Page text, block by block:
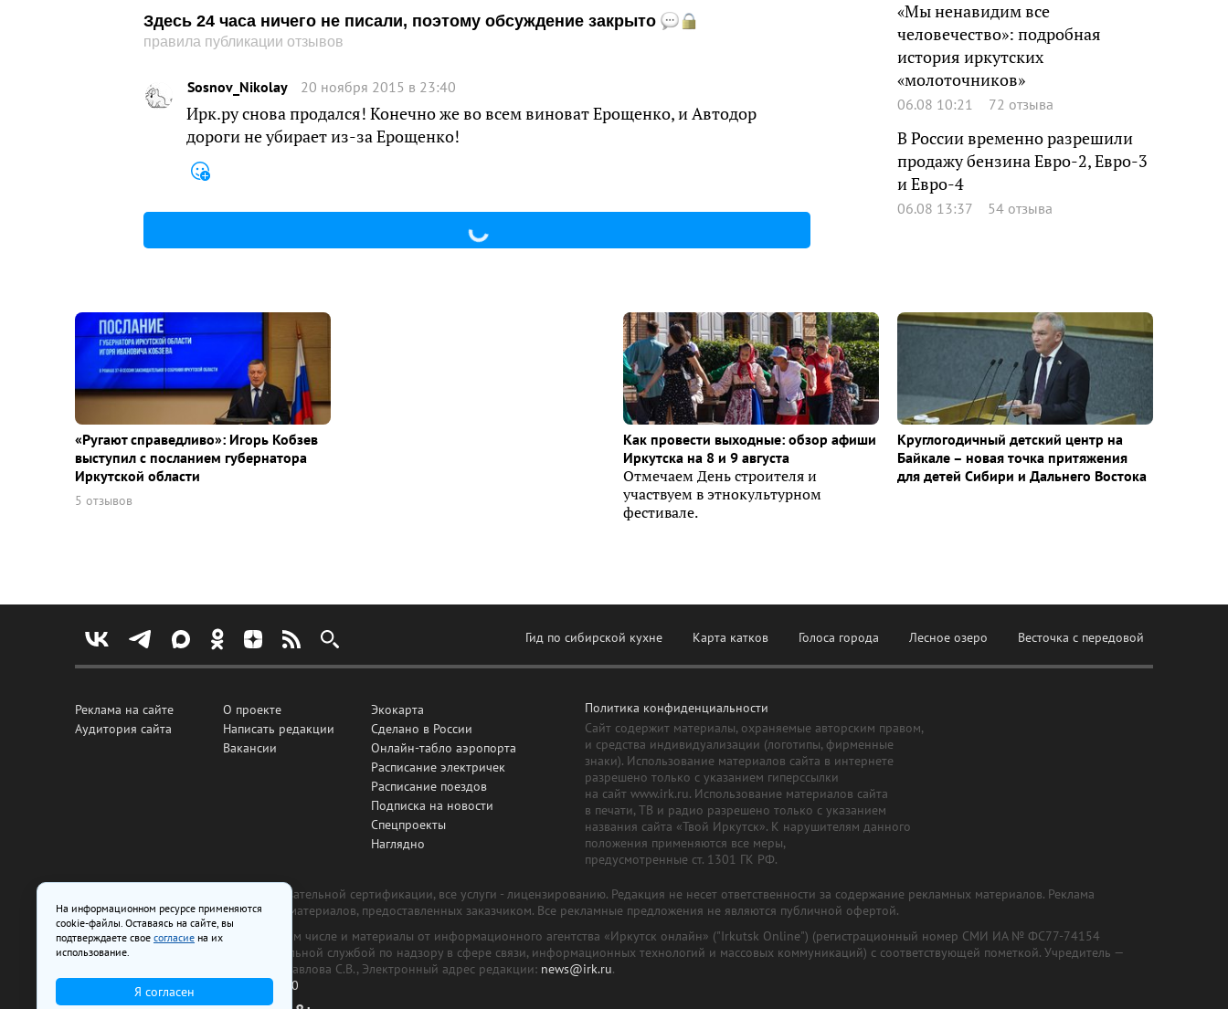
Здесь 24 часа ничего не писали, поэтому обсуждение закрыто
правила публикации отзывов
Sosnov_Nikolay 20 ноября 2015 в 23:40
Ирк.ру снова продался! Конечно же во всем виноват Ерощенко, и Автодор
дороги не убирает из-за Ерощенко!
«Мы ненавидим все
человечество»: подробная
история иркутских
«молоточников»
06.08 10:21 72 отзыва
В России временно разрешили
продажу бензина Евро-2, Евро-3
и Евро-4
06.08 13:37 54 отзыва
«Ругают справедливо»: Игорь Кобзев
выступил с посланием губернатора
Иркутской области
5 отзывов
Как провести выходные: обзор афиши
Иркутска на 8 и 9 августа
Отмечаем День строителя и
участвуем в этнокультурном
фестивале.
Круглогодичный детский центр на
Байкале – новая точка притяжения
для детей Сибири и Дальнего Востока
Гид по сибирской кухне Карта катков Голоса города Лесное озеро Весточка с передовой
Реклама на сайте
Аудитория сайта
О проекте
Написать редакции
Вакансии
Экокарта
Сделано в России
Онлайн-табло аэропорта
Расписание электричек
Расписание поездов
Подписка на новости
Спецпроекты
Наглядно
Политика конфиденциальности
Сайт содержит материалы, охраняемые авторским правом,
и средства индивидуализации (логотипы, фирменные
знаки). Использование материалов сайта в интернете
разрешено только с указанием гиперссылки
на сайт www.irk.ru. Использование материалов сайта
в печати, ТВ и радио разрешено только с указанием
названия сайта «Твой Иркутск». К нарушителям данного
положения применяются все меры,
предусмотренные ст. 1301 ГК РФ.
Все рекламные товары подлежат обязательной сертификации, все услуги - лицензированию. Редакция не несет ответственности за содержание рекламных материалов. Реклама
изготовлена и размещена на основе материалов, предоставленных заказчиком. Все рекламные предложения не являются публичной офертой.
На сайте www.irk.ru размещаются в том числе и материалы от информационного агентства «Иркутск онлайн» ("Irkutsk Online") (регистрационный номер СМИ ИА № ФС77-74154
от 29 октября 2018 г., выдан Федеральной службой по надзору в сфере связи, информационных технологий и массовых коммуникаций) с соответствующей пометкой. Учредитель —
ООО «Ирк.ру». Главный редактор — Павлова С.В., Электронный адрес редакции: news@irk.ru.
Телефон редакции:
+7 (3952) 48-88-50
На информационном ресурсе применяются
cookie-файлы. Оставаясь на сайте, вы
подтверждаете свое согласие на их
использование.
Я согласен